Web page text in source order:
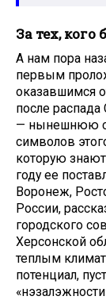
За тех,
А нам пора
первым
оказавшимся
после
— нынешнюю
символов
которую
году ее
Воронеж,
России,
городского
Херсонской
теплым
потенциал,